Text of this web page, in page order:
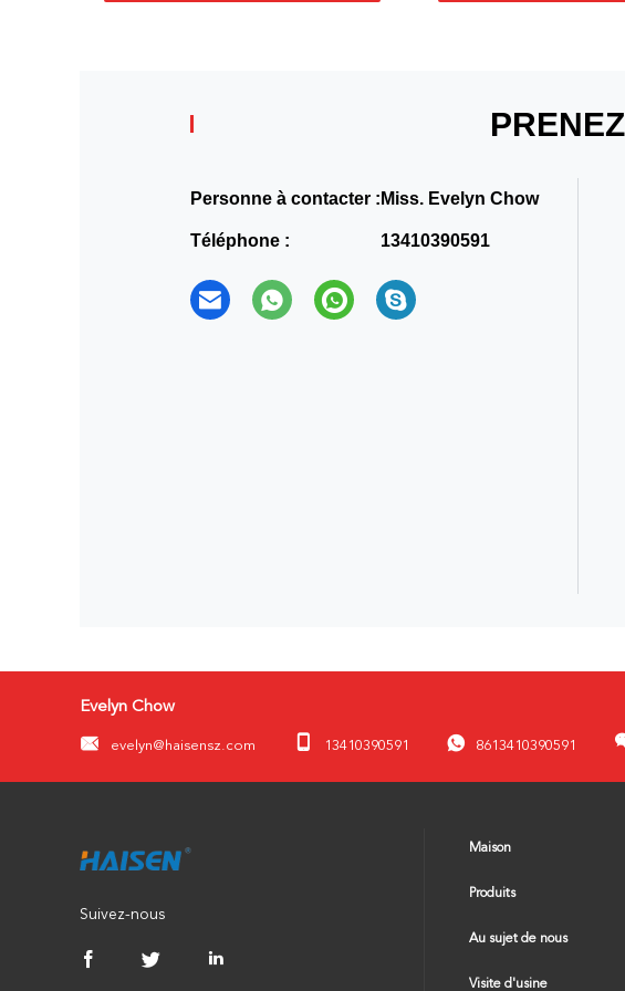
Personne à contacter : Miss. Evelyn Chow
Téléphone : 13410390591
Evelyn Chow
evelyn@haisensz.com 13410390591 8613410390591
Suivez-nous
Maison
Produits
Au sujet de nous
Visite d'usine